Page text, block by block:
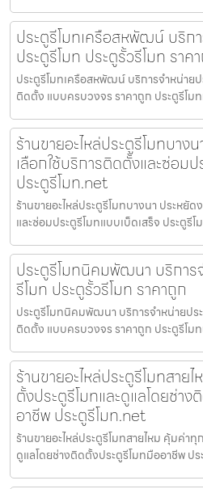
ประตูรีโมทเครือสหพัฒน์ บริก
ประตูรีโมท ประตูรั้วรีโมท ราค
ประตูรีโมทเครือสหพัฒน์ บริการจำหน่ายป
ติดตั้ง แบบครบวงจร ราคาถูก ประตูรีโม
ร้านขายอะไหล่ประตูรีโมทบาง
เลือกใช้บริการติดตั้งและซ่อม
ประตูรีโมท.net
ร้านขายอะไหล่ประตูรีโมทบางนา ประหยั
และซ่อมประตูรีโมทแบบเบ็ดเสร็จ ประตูรี
ประตูรีโมทนิคมพัฒนา บริการ
รีโมท ประตูรั้วรีโมท ราคาถูก
ประตูรีโมทนิคมพัฒนา บริการจำหน่ายปร
ติดตั้ง แบบครบวงจร ราคาถูก ประตูรีโม
ร้านขายอะไหล่ประตูรีโมทสา
ตั้งประตูรีโมทและดูแลโดยช่า
อาชีพ ประตูรีโมท.net
ร้านขายอะไหล่ประตูรีโมทสายไหม คุ้มค่า
ดูแลโดยช่างติดตั้งประตูรีโมทมืออาชีพ ป